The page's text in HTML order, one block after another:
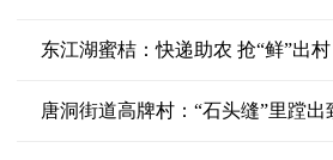
东江湖蜜桔：快递助农 抢“鲜”出村
唐洞街道高牌村：“石头缝”里蹚